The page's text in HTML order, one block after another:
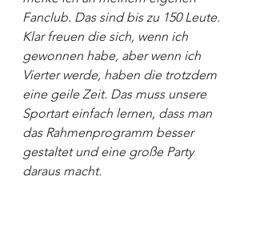
Fanclub. Das sind bis zu 150 Leute.
Klar freuen die sich, wenn ich
gewonnen habe, aber wenn ich
Vierter werde, haben die trotzdem
eine geile Zeit. Das muss unsere
Sportart einfach lernen, dass man
das Rahmenprogramm besser
gestaltet und eine große Party
daraus macht.